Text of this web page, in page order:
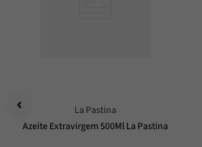
La Pastina
Azeite Extravirgem 500Ml La Pastina